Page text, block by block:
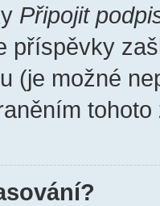
Připojit
příspěvky
(je možné